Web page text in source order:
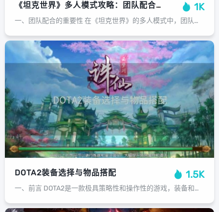
《坦克世界》多人模式攻略：团队配合的艺术 1K
一、团队配合的重要性 在《坦克世界》的多人模式中，团队配合是取得胜利的关键。坦克之间的协作，以及坦克与指挥官之间的协调，都可以帮助团队更有效地打击敌人，保护自己，并在关键时刻做出决定性的反击。二、坦克选择与分配 选择合适的坦...
DOTA2装备选择与物品搭配 1.5K
一、前言 DOTA2是一款极具策略性和操作性的游戏，装备和物品的选择与搭配对于玩家们在游戏中取得胜利起着至关重要的作用。了解和掌握装备的使用技巧和搭配策略，能帮助玩家更好地适应游戏，发挥自己的优势，并在对战中取得优势。二、基...